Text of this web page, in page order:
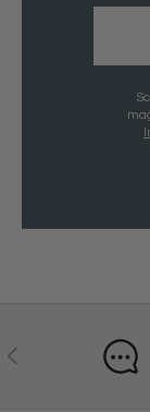
PREVIOUS